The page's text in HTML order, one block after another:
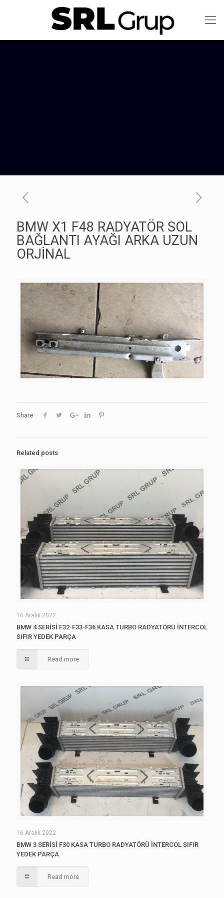
BMW X1 F48 RADYATÖR SOL
BAĞLANTI AYAĞI ARKA UZUN
ORJİNAL
Share
Related posts
16 Aralık 2022
BMW 4 SERİSİ F32-F33-F36 KASA TURBO RADYATÖRÜ İNTERCOL
SIFIR YEDEK PARÇA
Read more
16 Aralık 2022
BMW 3 SERİSİ F30 KASA TURBO RADYATÖRÜ İNTERCOL SIFIR
YEDEK PARÇA
Read more